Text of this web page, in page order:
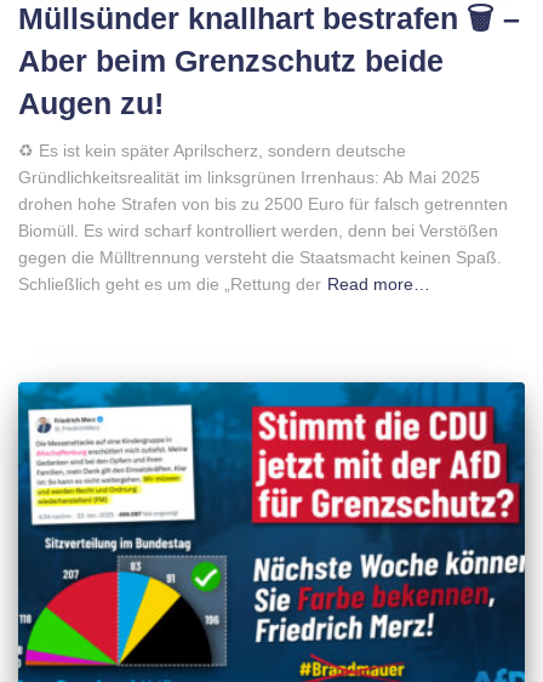
Müllsünder knallhart bestrafen 🗑 –
Aber beim Grenzschutz beide
Augen zu!
♻️ Es ist kein später Aprilscherz, sondern deutsche
Gründlichkeitsrealität im linksgrünen Irrenhaus: Ab Mai 2025
drohen hohe Strafen von bis zu 2500 Euro für falsch getrennten
Biomüll. Es wird scharf kontrolliert werden, denn bei Verstößen
gegen die Mülltrennung versteht die Staatsmacht keinen Spaß.
Schließlich geht es um die „Rettung der Read more…